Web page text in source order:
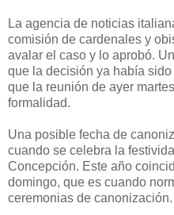
La agencia de noticias
comisión de cardenales y
avalar el caso y lo aprobó.
que la decisión ya había
que la reunión de ayer
formalidad.
Una posible fecha de
cuando se celebra la
Concepción. Este año
domingo, que es cuando
ceremonias de canonización.